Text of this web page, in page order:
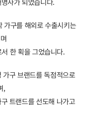
사가 되었습니다.
가구를 해외로 수출시키는
한 획을 그었습니다.
구 브랜드를 독점적으로
,
트랜드를 선도해 나가고